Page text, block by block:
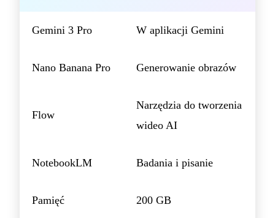
Gemini 3 Pro W aplikacji Gemini
Nano Banana Pro Generowanie obrazów
Flow
Narzędzia do tworzenia
wideo AI
NotebookLM Badania i pisanie
Pamięć 200 GB